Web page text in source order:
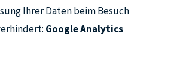
Ihrer Daten beim Besuch
Google Analytics